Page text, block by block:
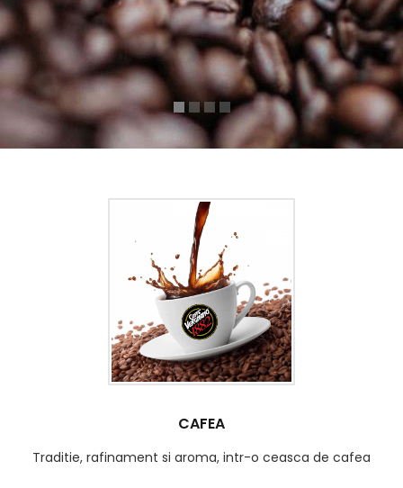
CAFEA
Traditie, rafinament si aroma, intr-o ceasca de cafea